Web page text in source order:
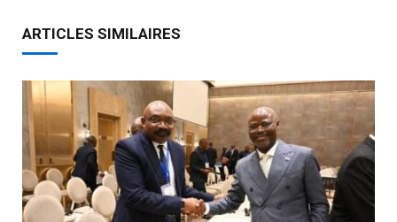
ARTICLES SIMILAIRES